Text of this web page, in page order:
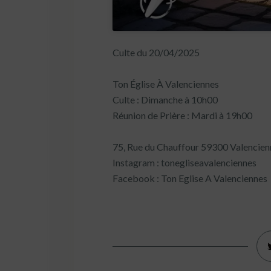
Culte du 20/04/2025
Ton Église À Valenciennes
Culte : Dimanche à 10h00
Réunion de Prière : Mardi à 19h00
75, Rue du Chauffour 59300
Instagram : tonegliseavalenciennes
Facebook : Ton Eglise A Valenciennes